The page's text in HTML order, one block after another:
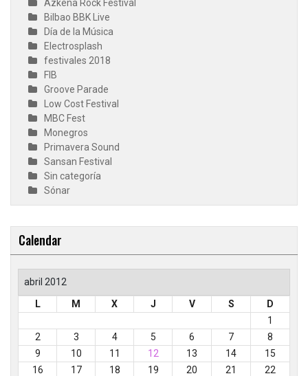
Azkena Rock Festival
Bilbao BBK Live
Día de la Música
Electrosplash
festivales 2018
FIB
Groove Parade
Low Cost Festival
MBC Fest
Monegros
Primavera Sound
Sansan Festival
Sin categoría
Sónar
Calendar
abril 2012
L
M X J V S
D
1
2
3 4 5 6 7
8
9
10 11 12 13 14
15
16
17 18 19 20 21
22